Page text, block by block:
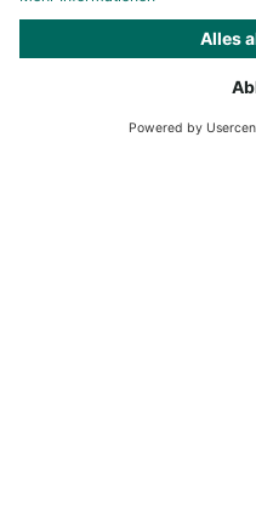
Trends der Saison helfen wir